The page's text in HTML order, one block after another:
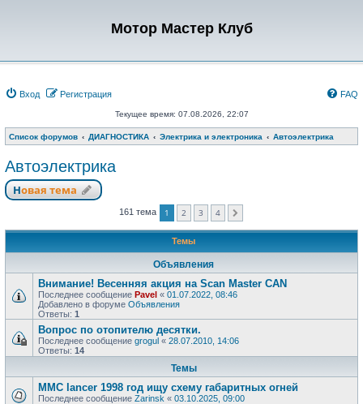
Мотор Мастер Клуб
Вход Регистрация FAQ
Текущее время: 07.08.2026, 22:07
Список форумов ДИАГНОСТИКА Электрика и электроника Автоэлектрика
Автоэлектрика
Новая тема
161 тема 1 2 3 4
Темы
Объявления
Внимание! Весенняя акция на Scan Master CAN
Последнее сообщение Pavel « 01.07.2022, 08:46
Добавлено в форуме Объявления
Ответы: 1
Вопрос по отопителю десятки.
Последнее сообщение grogul « 28.07.2010, 14:06
Ответы: 14
Темы
MMC lancer 1998 год ищу схему габаритных огней
Последнее сообщение Zarinsk « 03.10.2025, 09:00